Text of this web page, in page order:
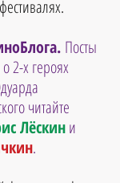
Посты
2-х героях
читайте
Лёскини
.